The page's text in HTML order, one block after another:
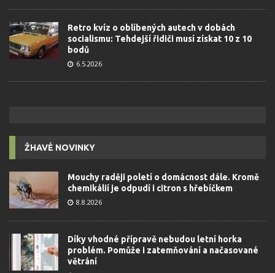
Retro kvíz o oblíbených autech v dobách
socialismu: Tehdejší řidiči musí získat 10 z 10
bodů
6.5.2026
ŽHAVÉ NOVINKY
Mouchy raději poletí o domácnost dále. Kromě
chemikálií je odpudí i citron s hřebíčkem
8.8.2026
Díky vhodné přípravě nebudou letní horka
problém. Pomůže i zatemňování a načasované
větrání